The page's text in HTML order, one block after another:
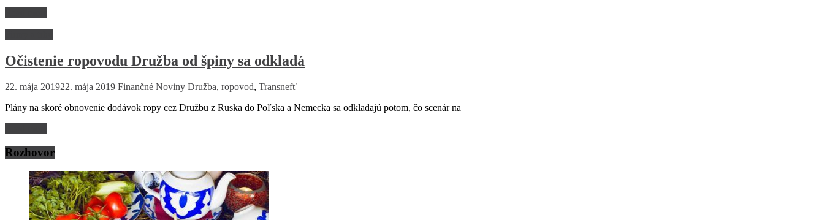
Očistenie ropovodu Družba od špiny sa odkladá
22. mája 201922. mája 2019 Finančné Noviny Družba, ropovod, Transnefť
Plány na skoré obnovenie dodávok ropy cez Družbu z Ruska do Poľska a Nemecka sa odkladajú potom, čo scenár na
Rozhovor